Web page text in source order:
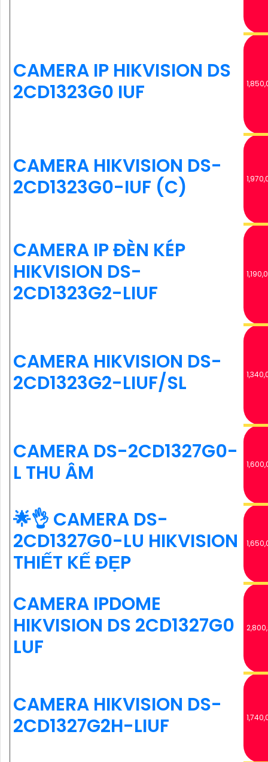
CAMERA IP HIKVISION DS
2CD1323G0 IUF
CAMERA HIKVISION DS-
2CD1323G0-IUF (C)
CAMERA IP ĐÈN KÉP
HIKVISION DS-
2CD1323G2-LIUF
CAMERA HIKVISION DS-
2CD1323G2-LIUF/SL
CAMERA DS-2CD1327G0-
L THU ÂM
🌟👌 CAMERA DS-
2CD1327G0-LU HIKVISION
THIẾT KẾ ĐẸP
CAMERA IPDOME
HIKVISION DS 2CD1327G0
LUF
CAMERA HIKVISION DS-
2CD1327G2H-LIUF